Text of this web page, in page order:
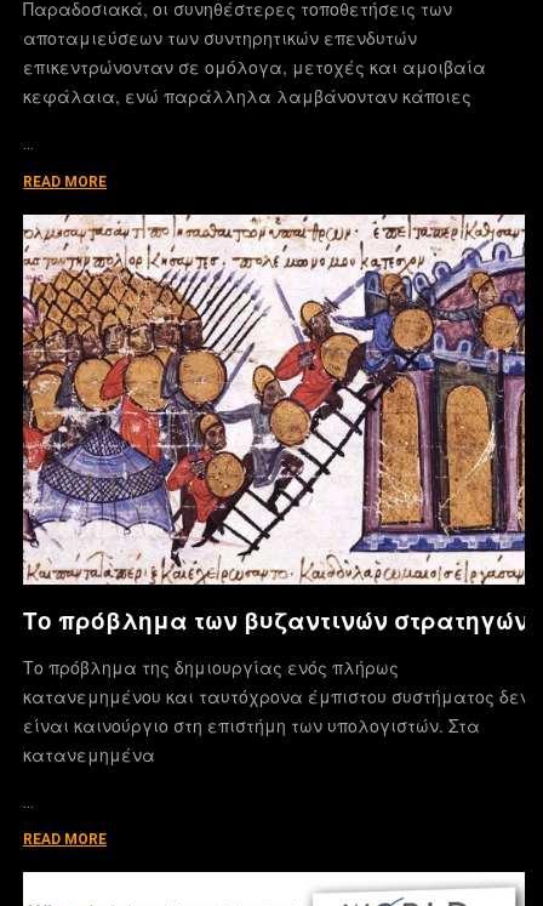
Παραδοσιακά, οι συνηθέστερες τοποθετήσεις των
αποταμιεύσεων των συντηρητικών επενδυτών
επικεντρώνονταν σε ομόλογα, μετοχές και αμοιβαία
κεφάλαια, ενώ παράλληλα λαμβάνονταν κάποιες
…
READ MORE
Το πρόβλημα των βυζαντινών στρατηγών
Το πρόβλημα της δημιουργίας ενός πλήρως
κατανεμημένου και ταυτόχρονα έμπιστου συστήματος δεν
είναι καινούργιο στη επιστήμη των υπολογιστών. Στα
κατανεμημένα
READ MORE